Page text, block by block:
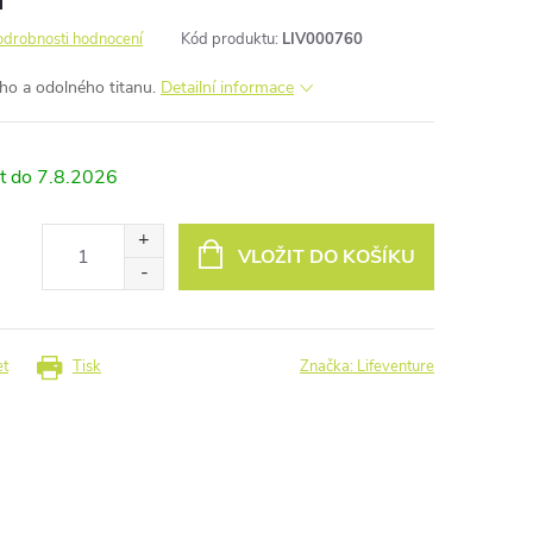
hodnocení Kód produktu: LIV000760
a odolného titanu. Detailní informace
7.8.2026
VLOŽIT DO KOŠÍKU
Tisk Značka: Lifeventure